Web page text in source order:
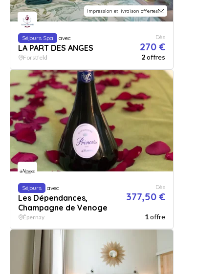
Impression et livraison offertes
Séjours Spa avec
LA PART DES ANGES
Dès
270 €
Forstfeld 2offres
Séjours avec
Les Dépendances,
Champagne de Venoge
Dès
377,50 €
Épernay 1offre